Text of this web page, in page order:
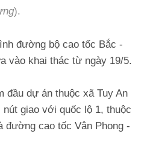
).
đường bộ cao tốc Bắc -
vào khai thác từ ngày 19/5.
đầu dự án thuộc xã Tuy An
giao với quốc lộ 1, thuộc
cao tốc Vân Phong -